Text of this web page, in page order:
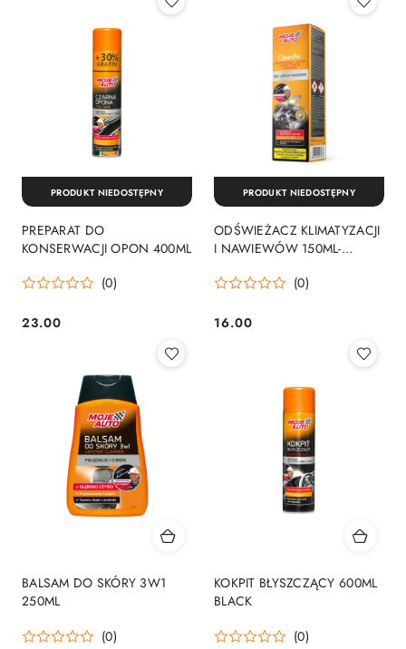
PREPARAT DO
KONSERWACJI OPON 400ML
(0)
Cena:
23.00
PRODUKT NIEDOSTĘPNY
ODŚWIEŻACZ KLIMATYZACJI
I NAWIEWÓW 150ML-
(0)
Cena:
16.00
PRODUKT NIEDOSTĘPNY
BALSAM DO SKÓRY 3W1
250ML
(0)
KOKPIT BŁYSZCZĄCY 600ML
BLACK
(0)